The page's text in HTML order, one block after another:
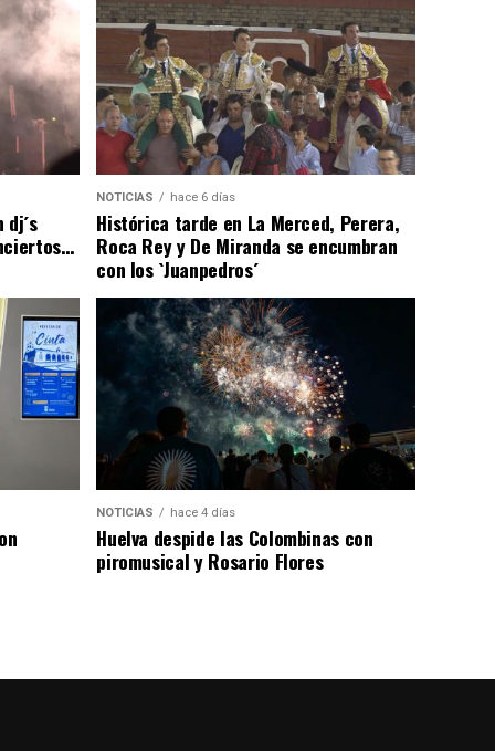
NOTICIAS hace 6 días
Histórica tarde en La Merced, Perera,
Roca Rey y De Miranda se encumbran
con los `Juanpedros´
NOTICIAS hace 4 días
Huelva despide las Colombinas con
piromusical y Rosario Flores